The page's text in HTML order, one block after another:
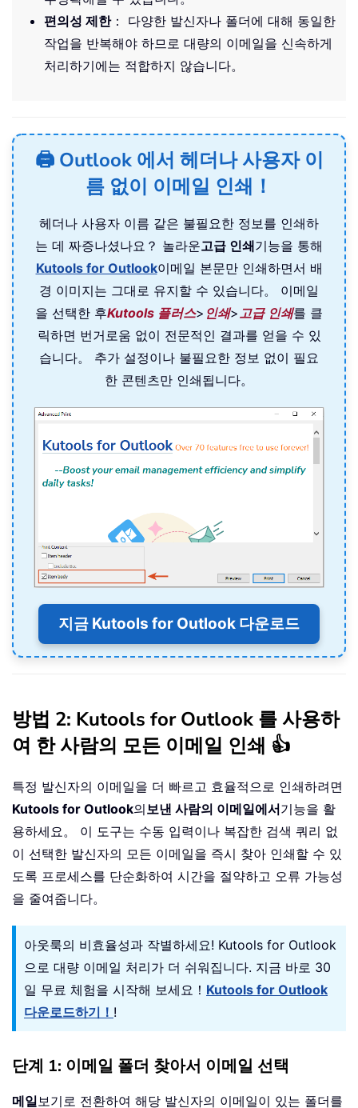
편의성 제한： 다양한 발신자나 폴더에 대해 동일한
작업을 반복해야 하므로 대량의 이메일을 신속하게
처리하기에는 적합하지 않습니다。
🖨️ Outlook 에서 헤더나 사용자 이
름 없이 이메일 인쇄！
헤더나 사용자 이름 같은 불필요한 정보를 인쇄하
는 데 짜증나셨나요？ 놀라운고급 인쇄기능을 통해
Kutools for Outlook이메일 본문만 인쇄하면서 배
경 이미지는 그대로 유지할 수 있습니다。 이메일
을 선택한 후Kutools 플러스> 인쇄> 고급 인쇄를 클
릭하면 번거로움 없이 전문적인 결과를 얻을 수 있
습니다。 추가 설정이나 불필요한 정보 없이 필요
한 콘텐츠만 인쇄됩니다。
지금 Kutools for Outlook 다운로드
방법 2: Kutools for Outlook 를 사용하
여 한 사람의 모든 이메일 인쇄 👍
특정 발신자의 이메일을 더 빠르고 효율적으로 인쇄하려면
Kutools for Outlook의보낸 사람의 이메일에서기능을 활
용하세요。 이 도구는 수동 입력이나 복잡한 검색 쿼리 없
이 선택한 발신자의 모든 이메일을 즉시 찾아 인쇄할 수 있
도록 프로세스를 단순화하여 시간을 절약하고 오류 가능성
을 줄여줍니다。
아웃룩의 비효율성과 작별하세요! Kutools for Outlook
으로 대량 이메일 처리가 더 쉬워집니다. 지금 바로 30
일 무료 체험을 시작해 보세요！ Kutools for Outlook
다운로드하기！ !
단계 1: 이메일 폴더 찾아서 이메일 선택
메일 보기로 전환하여 해당 발신자의 이메일이 있는 폴더를